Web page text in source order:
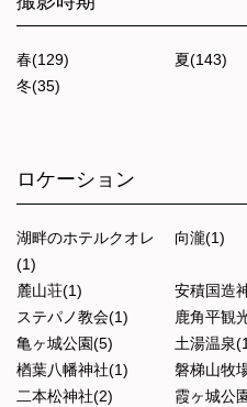
春(129) 夏(143)
冬(35)
ロケーション
湖畔のホテルクオレ
(1)
向瀧(1)
麓山荘(1) 安積国造
ステパノ教会(1)
鹿角平観
亀ヶ城公園(5)
土湯温泉
楢葉八幡神社(1)
磐梯山牧
二本松神社(2)
霞ヶ城公